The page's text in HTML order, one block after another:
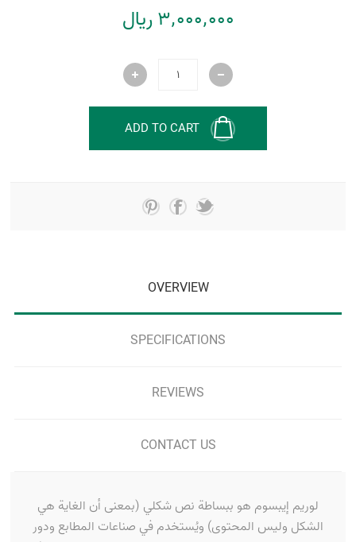
3٬000٬000 ریال
ADD TO CART
OVERVIEW
SPECIFICATIONS
REVIEWS
CONTACT US
لوريم إيبسوم هو ببساطة نص شكلي (بمعنى أن الغاية هي
الشكل وليس المحتوى) ويُستخدم في صناعات المطابع ودور